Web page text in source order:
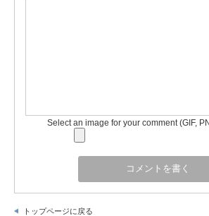
Select an image for your comment (GIF,
トップページに戻る